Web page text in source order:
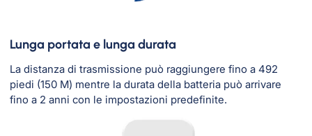
Lunga portata e lunga durata
La distanza di trasmissione può raggiungere fino a 492
piedi (150 M) mentre la durata della batteria può arrivare
fino a 2 anni con le impostazioni predefinite.